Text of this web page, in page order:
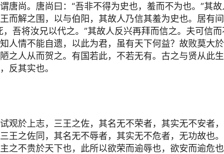
唐尚。唐尚曰：“吾非不得为史也，羞而不为也。”其
而解之围，以与伯阳，其故人乃信其羞为史也。居有
，吾将汝兄以代之。”其故人反兴再拜而信之。夫可信
人情不能自遗，以此为君，虽有天下何益？故败莫大
之人从而贺之。有国若此，不若无有。古之与贤从此
反其实也。
观於上志，三王之佐，其名无不荣者，其实无不安者
王之佐同，其名无不辱者，其实无不危者，无功故也
之不贵於天下也，此所以欲荣而逾辱也，欲安而逾危